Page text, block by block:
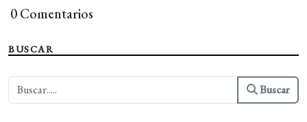
0 Comentarios
BUSCAR
Buscar